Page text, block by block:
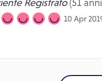
Registrato(51
10 Apr